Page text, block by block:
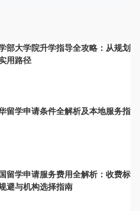
部大学院升学指导全攻略：从规划
用路径
留学申请条件全解析及本地服务指
留学申请服务费用全解析：收费标
避与机构选择指南